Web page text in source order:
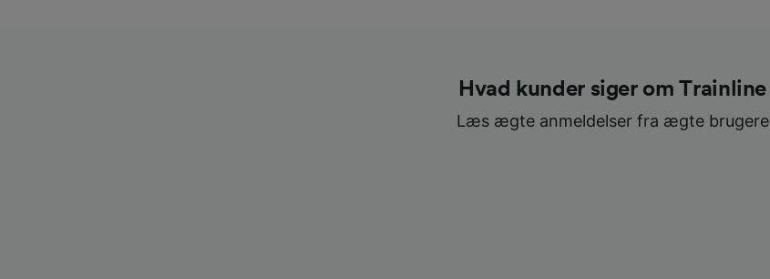
Hvad kunder siger om Trainline
Læs ægte anmeldelser fra ægte brugere